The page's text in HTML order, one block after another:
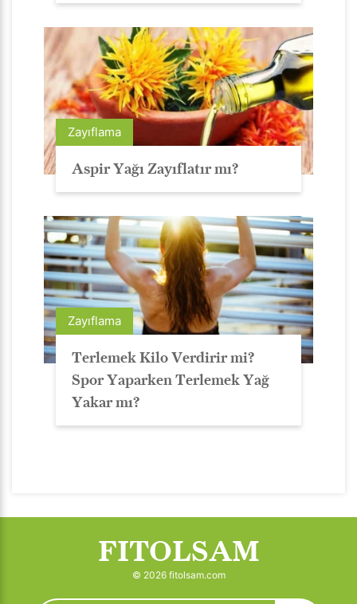
Zayıflama
Aspir Yağı Zayıflatır mı?
Zayıflama
Terlemek Kilo Verdirir mi?
Spor Yaparken Terlemek Yağ
Yakar mı?
FITOLSAM
© 2026 fitolsam.com